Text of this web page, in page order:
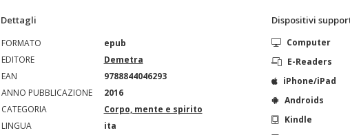
Dettagli
FORMATO
epub
EDITORE
Demetra
EAN
9788844046293
ANNO PUBBLICAZIONE
2016
CATEGORIA
Corpo, mente e spirito
LINGUA
ita
Dispositivi
Computer
E-Readers
iPhone/iPad
Androids
Kindle